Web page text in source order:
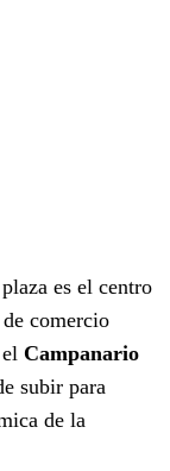
es el centro
comercio
Campanario
subir para
de la